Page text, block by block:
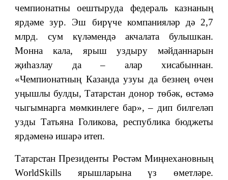
чемпионатны оештыруда федераль казнаның
ярдәме зур. Эш бирүче компанияләр дә 2,7
млрд. сум күләмендә акчалата булышкан.
Монна кала, ярыш уздыру мәйданнарын
җиһазлау да – алар хисабыннан.
«Чемпионатның Казанда узуы да безнең өчен
уңышлы булды, Татарстан донор төбәк, өстәмә
чыгымнарга мөмкинлеге бар», – дип билгеләп
узды Татьяна Голикова, республика бюджеты
ярдәменә ишарә итеп.
Татарстан Президенты Рөстәм Миңнехановның
WorldSkills ярышларына үз өметләре.